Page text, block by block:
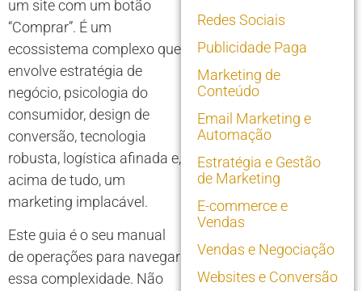
um site com um botão
“Comprar”. É um
ecossistema complexo que
envolve estratégia de
negócio, psicologia do
consumidor, design de
conversão, tecnologia
robusta, logística afinada e,
acima de tudo, um
marketing implacável.
Este guia é o seu manual
de operações para navegar
essa complexidade. Não
Redes Sociais
Publicidade Paga
Marketing de
Conteúdo
Email Marketing e
Automação
Estratégia e Gestão
de Marketing
E-commerce e
Vendas
Vendas e Negociação
Websites e Conversão